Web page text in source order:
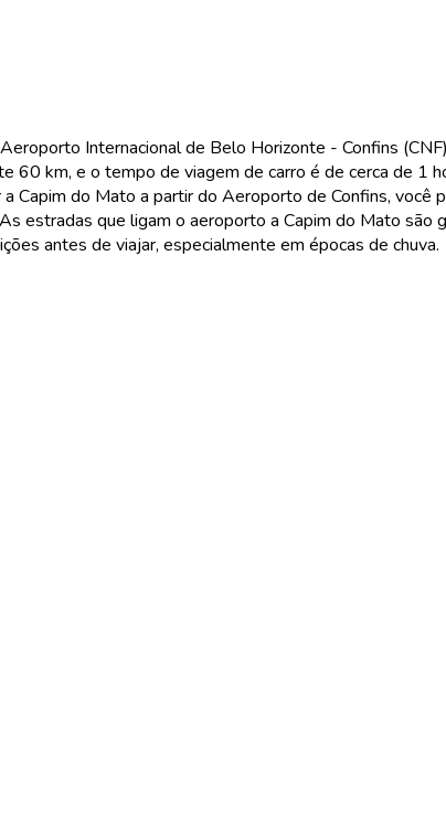
Internacional de Belo Horizonte - Confins
60 km, e o tempo de viagem de carro é de cerca de 1
Capim do Mato a partir do Aeroporto de Confins, você
estradas que ligam o aeroporto a Capim do Mato são
antes de viajar, especialmente em épocas de chuva.